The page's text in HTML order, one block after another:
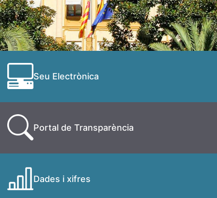
Seu Electrònica
Portal de Transparència
Dades i xifres